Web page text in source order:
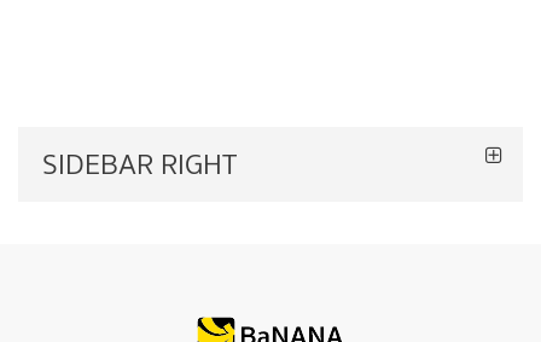
SIDEBAR RIGHT